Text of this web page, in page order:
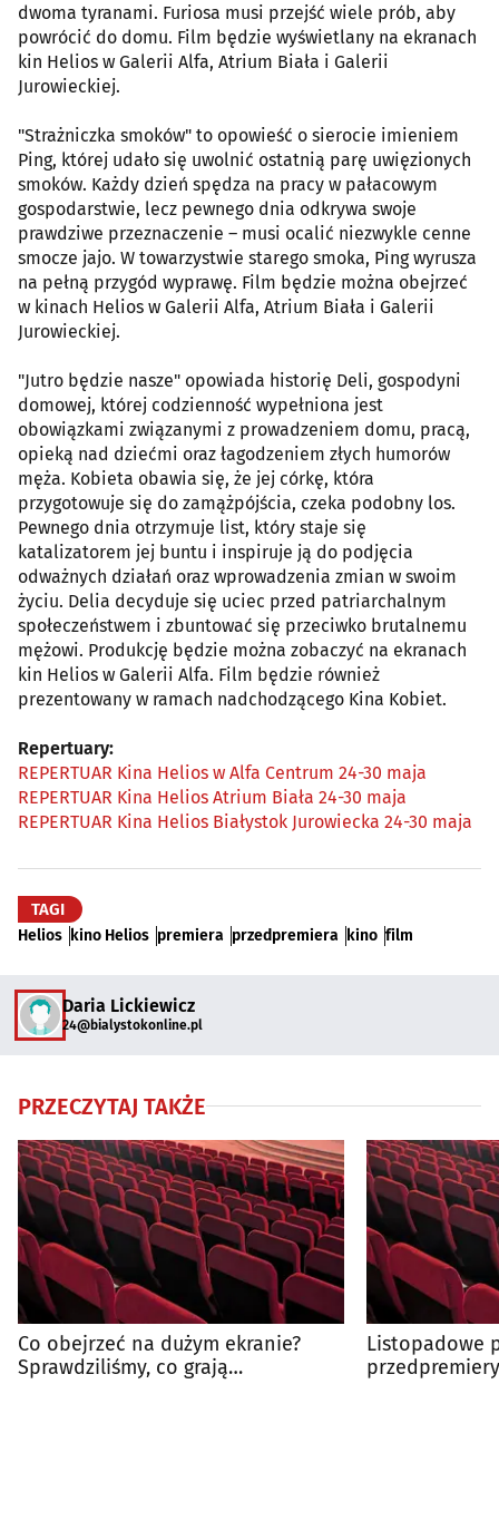
dwoma tyranami. Furiosa musi przejść wiele prób, aby
powrócić do domu. Film będzie wyświetlany na ekranach
kin Helios w Galerii Alfa, Atrium Biała i Galerii
Jurowieckiej.
"Strażniczka smoków" to opowieść o sierocie imieniem
Ping, której udało się uwolnić ostatnią parę uwięzionych
smoków. Każdy dzień spędza na pracy w pałacowym
gospodarstwie, lecz pewnego dnia odkrywa swoje
prawdziwe przeznaczenie – musi ocalić niezwykle cenne
smocze jajo. W towarzystwie starego smoka, Ping wyrusza
na pełną przygód wyprawę. Film będzie można obejrzeć
w kinach Helios w Galerii Alfa, Atrium Biała i Galerii
Jurowieckiej.
"Jutro będzie nasze" opowiada historię Deli, gospodyni
domowej, której codzienność wypełniona jest
obowiązkami związanymi z prowadzeniem domu, pracą,
opieką nad dziećmi oraz łagodzeniem złych humorów
męża. Kobieta obawia się, że jej córkę, która
przygotowuje się do zamążpójścia, czeka podobny los.
Pewnego dnia otrzymuje list, który staje się
katalizatorem jej buntu i inspiruje ją do podjęcia
odważnych działań oraz wprowadzenia zmian w swoim
życiu. Delia decyduje się uciec przed patriarchalnym
społeczeństwem i zbuntować się przeciwko brutalnemu
mężowi. Produkcję będzie można zobaczyć na ekranach
kin Helios w Galerii Alfa. Film będzie również
prezentowany w ramach nadchodzącego Kina Kobiet.
Repertuary:
REPERTUAR Kina Helios w Alfa Centrum 24-30 maja
REPERTUAR Kina Helios Atrium Biała 24-30 maja
REPERTUAR Kina Helios Białystok Jurowiecka 24-30 maja
TAGI
Helios kino Helios premiera przedpremiera kino film
Daria Lickiewicz
24@bialystokonline.pl
PRZECZYTAJ TAKŻE
Co obejrzeć na dużym ekranie?
Sprawdziliśmy, co grają
Listopadowe